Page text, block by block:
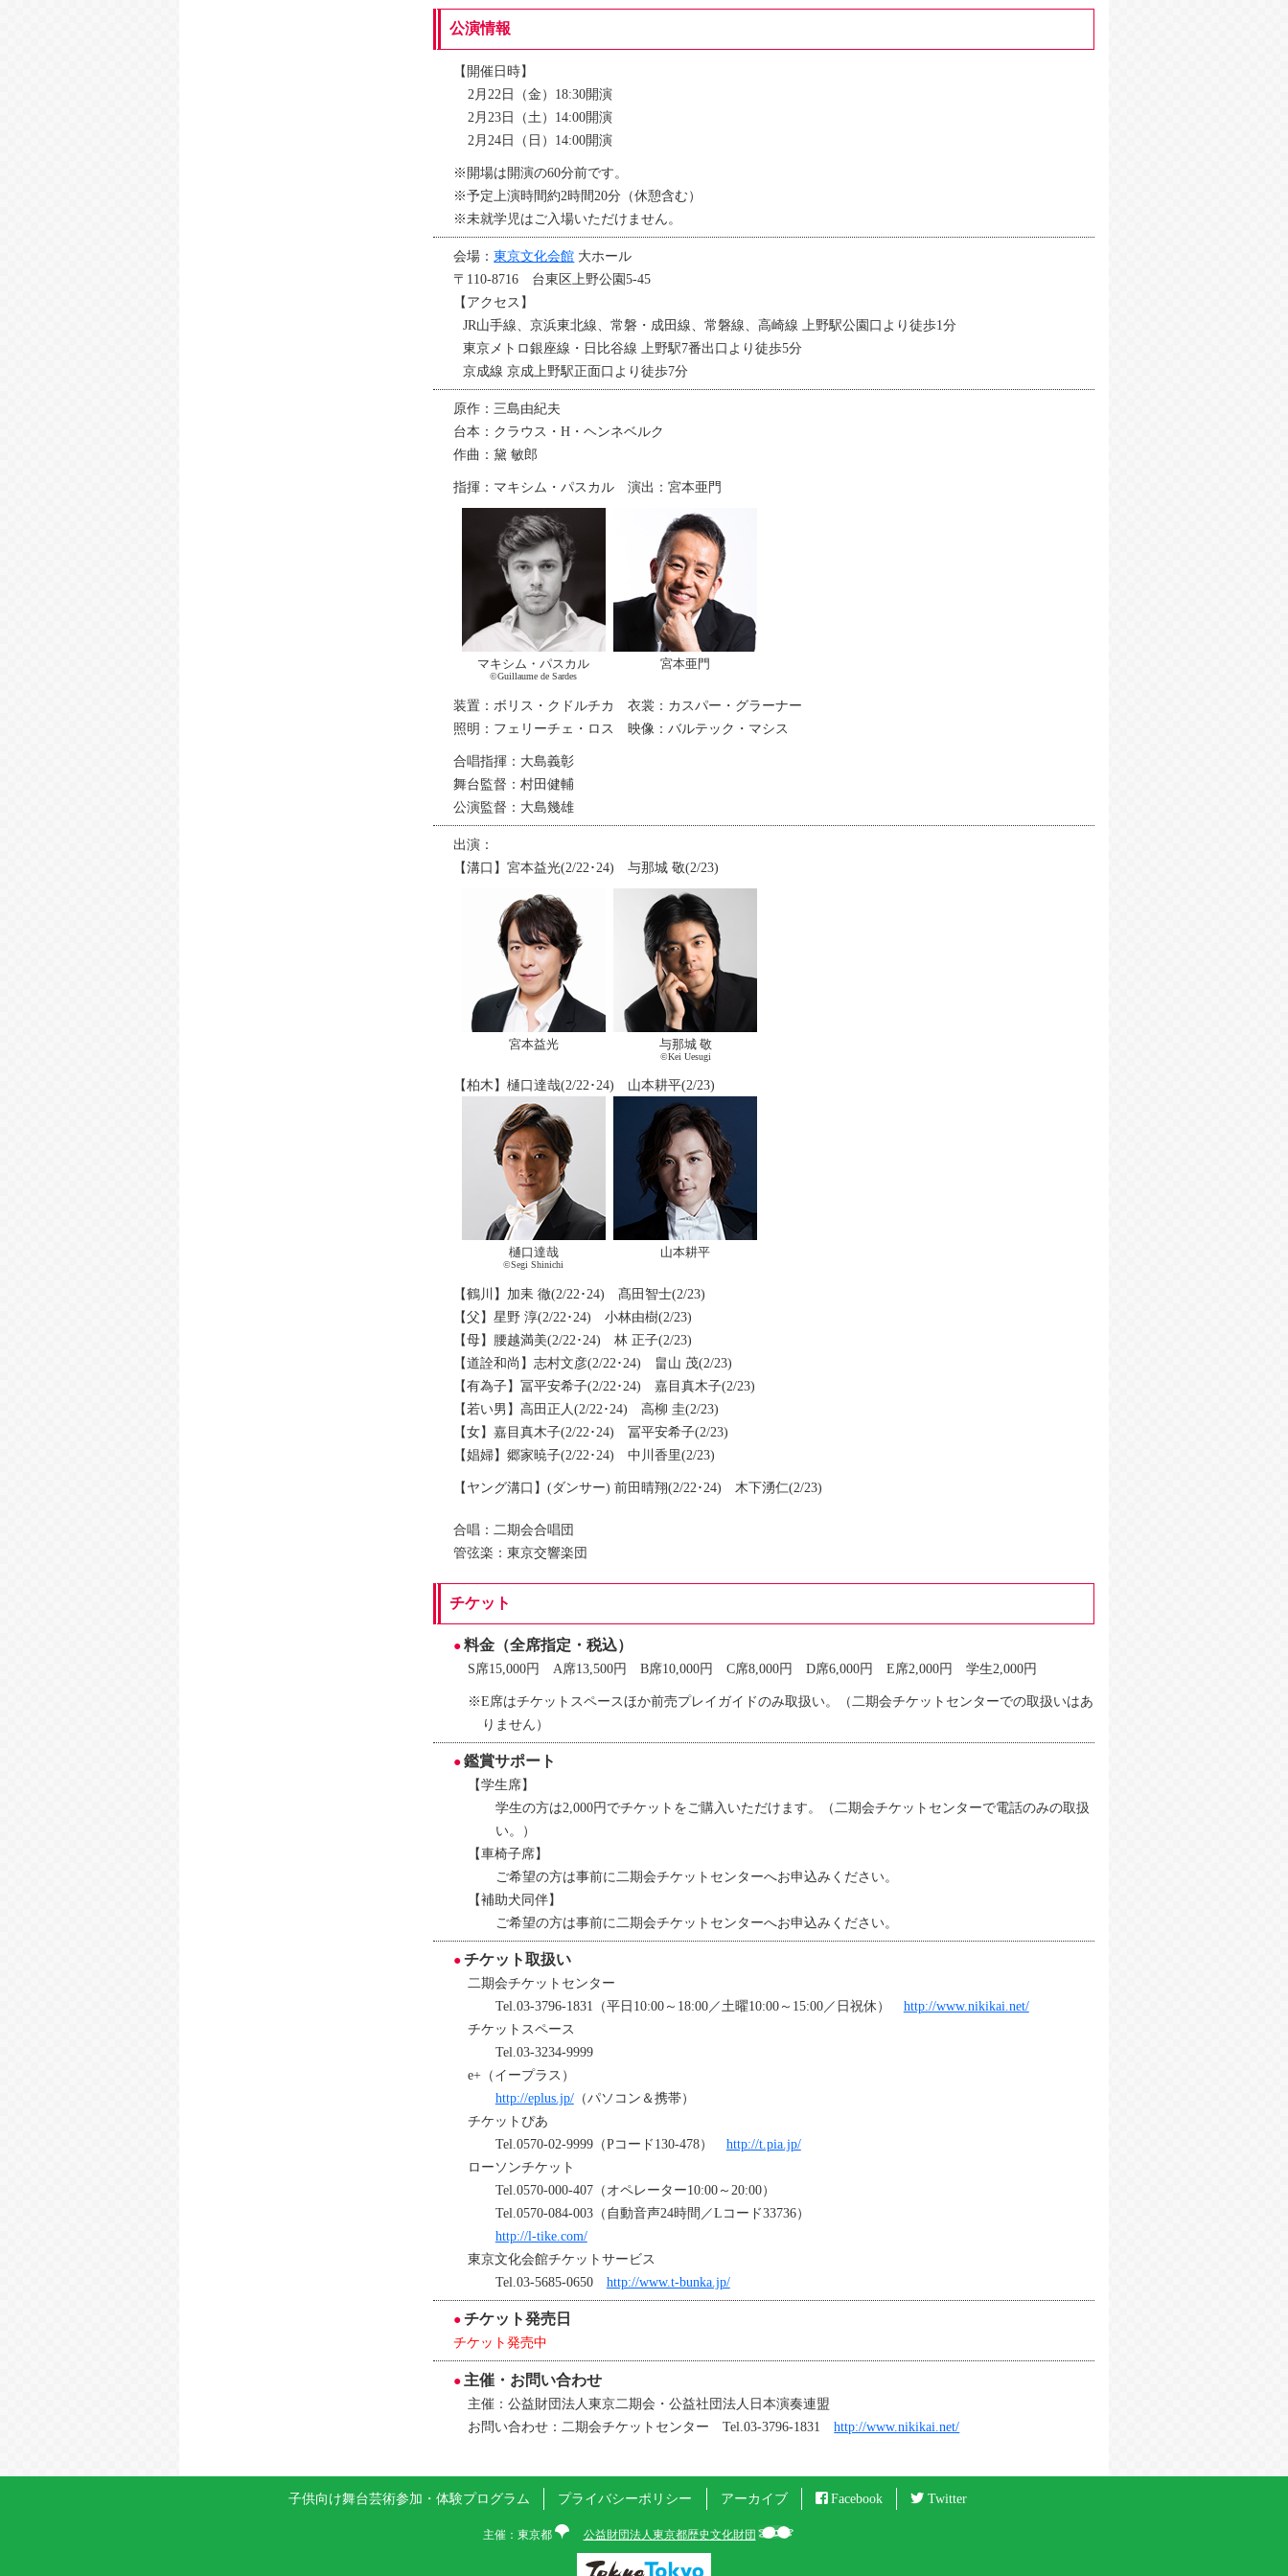
公演情報
【開催日時】
2月22日（金）18:30開演
2月23日（土）14:00開演
2月24日（日）14:00開演
※開場は開演の60分前です。
※予定上演時間約2時間20分（休憩含む）
※未就学児はご入場いただけません。
会場：東京文化会館 大ホール
〒110-8716 台東区上野公園5-45
【アクセス】
JR山手線、京浜東北線、常磐・成田線、常磐線、高崎線 上野駅公園口より徒歩1分
東京メトロ銀座線・日比谷線 上野駅7番出口より徒歩5分
京成線 京成上野駅正面口より徒歩7分
原作：三島由紀夫
台本：クラウス・H・ヘンネベルク
作曲：黛 敏郎
指揮：マキシム・パスカル 演出：宮本亜門
マキシム・パスカル
©Guillaume de Sardes
宮本亜門
装置：ボリス・クドルチカ 衣裳：カスパー・グラーナー
照明：フェリーチェ・ロス 映像：バルテック・マシス
合唱指揮：大島義彰
舞台監督：村田健輔
公演監督：大島幾雄
出演：
【溝口】宮本益光(2/22･24) 与那城 敬(2/23)
宮本益光 与那城 敬
©Kei Uesugi
【柏木】樋口達哉(2/22･24) 山本耕平(2/23)
樋口達哉
©Segi Shinichi
山本耕平
【鶴川】加耒 徹(2/22･24) 髙田智士(2/23)
【父】星野 淳(2/22･24) 小林由樹(2/23)
【母】腰越満美(2/22･24) 林 正子(2/23)
【道詮和尚】志村文彦(2/22･24) 畠山 茂(2/23)
【有為子】冨平安希子(2/22･24) 嘉目真木子(2/23)
【若い男】高田正人(2/22･24) 高柳 圭(2/23)
【女】嘉目真木子(2/22･24) 冨平安希子(2/23)
【娼婦】郷家暁子(2/22･24) 中川香里(2/23)
【ヤング溝口】(ダンサー) 前田晴翔(2/22･24) 木下湧仁(2/23)
合唱：二期会合唱団
管弦楽：東京交響楽団
チケット
料金（全席指定・税込）
S席15,000円 A席13,500円 B席10,000円 C席8,000円 D席6,000円 E席2,000円 学生2,000円
※E席はチケットスペースほか前売プレイガイドのみ取扱い。（二期会チケットセンターでの取扱いはあ
りません）
鑑賞サポート
【学生席】
学生の方は2,000円でチケットをご購入いただけます。（二期会チケットセンターで電話のみの取扱
い。）
【車椅子席】
ご希望の方は事前に二期会チケットセンターへお申込みください。
【補助犬同伴】
ご希望の方は事前に二期会チケットセンターへお申込みください。
チケット取扱い
二期会チケットセンター
Tel.03-3796-1831（平日10:00～18:00／土曜10:00～15:00／日祝休） http://www.nikikai.net/
チケットスペース
Tel.03-3234-9999
e+（イープラス）
http://eplus.jp/（パソコン＆携帯）
チケットぴあ
Tel.0570-02-9999（Pコード130-478） http://t.pia.jp/
ローソンチケット
Tel.0570-000-407（オペレーター10:00～20:00）
Tel.0570-084-003（自動音声24時間／Lコード33736）
http://l-tike.com/
東京文化会館チケットサービス
Tel.03-5685-0650 http://www.t-bunka.jp/
チケット発売日
チケット発売中
主催・お問い合わせ
主催：公益財団法人東京二期会・公益社団法人日本演奏連盟
お問い合わせ：二期会チケットセンター Tel.03-3796-1831http://www.nikikai.net/
子供向け舞台芸術参加・体験プログラム プライバシーポリシー アーカイブ Facebook Twitter
主催：東京都 公益財団法人東京都歴史文化財団